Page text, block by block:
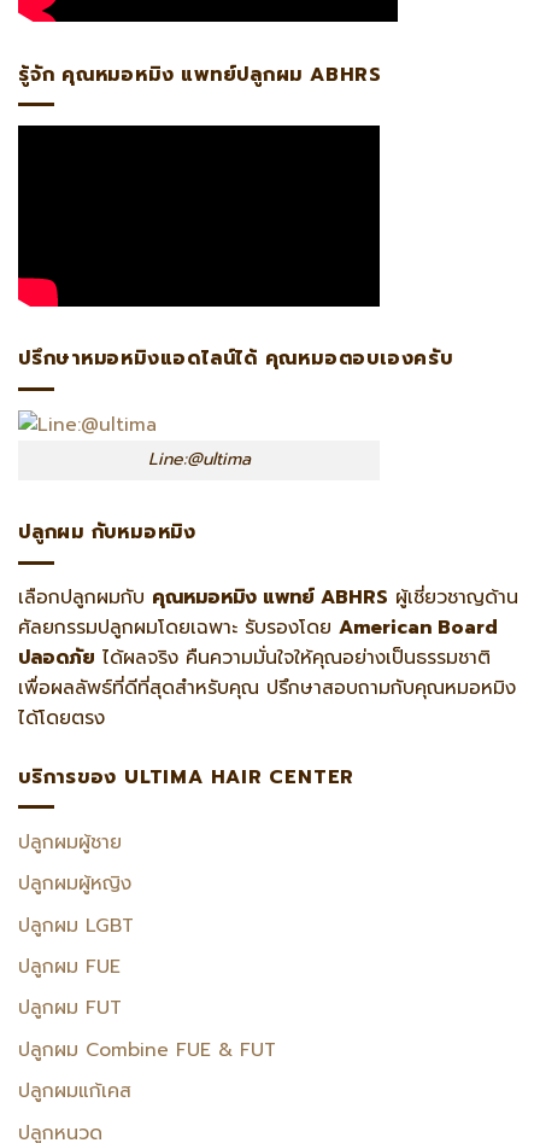
รู้จัก คุณหมอหมิง แพทย์ปลูกผม ABHRS
ปรึกษาหมอหมิงแอดไลน์ได้ คุณหมอตอบเองครับ
Line:@ultima
ปลูกผม กับหมอหมิง
เลือกปลูกผมกับ คุณหมอหมิง แพทย์ ABHRS ผู้เชี่ยวชาญด้าน
ศัลยกรรมปลูกผมโดยเฉพาะ รับรองโดย American Board
ปลอดภัย ได้ผลจริง คืนความมั่นใจให้คุณอย่างเป็นธรรมชาติ
เพื่อผลลัพธ์ที่ดีที่สุดสำหรับคุณ ปรึกษาสอบถามกับคุณหมอหมิง
ได้โดยตรง
บริการของ ULTIMA HAIR CENTER
ปลูกผมผู้ชาย
ปลูกผมผู้หญิง
ปลูกผม LGBT
ปลูกผม FUE
ปลูกผม FUT
ปลูกผม Combine FUE & FUT
ปลูกผมแก้เคส
ปลูกหนวด